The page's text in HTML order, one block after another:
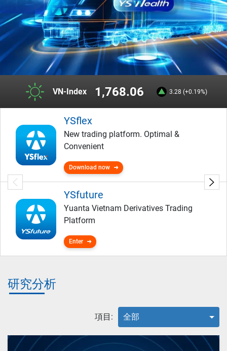
VN-Index 1,768.06 3.28 (+0.19%)
YSflex
New trading platform. Optimal &
Convenient
Download now
YSfuture
Yuanta Vietnam Derivatives Trading
Platform
Enter
研究分析
項目: 全部